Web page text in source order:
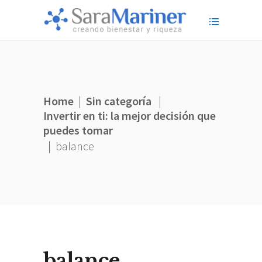
Home | Sin categoría |
Invertir en ti: la mejor decisión que
puedes tomar
| balance